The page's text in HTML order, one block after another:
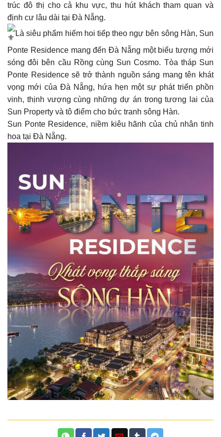
trúc đô thị cho cả khu vực, thu hút khách tham quan và
định cư lâu dài tại Đà Nẵng.
Là siêu phẩm hiếm hoi tiếp theo ngự bên sông Hàn, Sun
Ponte Residence mang đến Đà Nẵng một biểu tượng mới
sóng đôi bên cầu Rồng cùng Sun Cosmo. Tòa tháp Sun
Ponte Residence sẽ trở thành nguồn sáng mang tên khát
vọng mới của Đà Nẵng, hứa hẹn một sự phát triển phồn
vinh, thịnh vượng cùng những dự án trong tương lai của
Sun Property và tô điểm cho bức tranh sông Hàn.
Sun Ponte Residence, niềm kiêu hãnh của chủ nhân tinh
hoa tại Đà Nẵng.